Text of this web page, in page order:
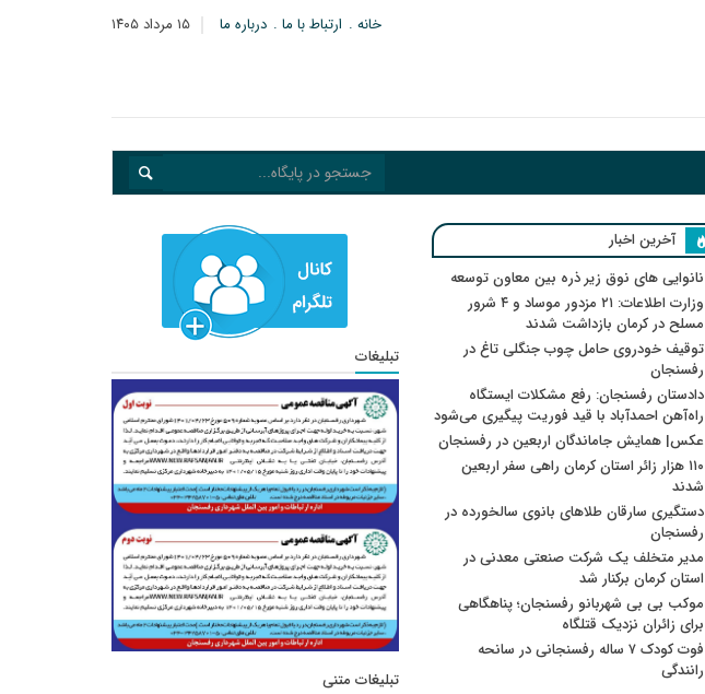
۱۵ مرداد ۱۴۰۵ خانه ارتباط با ما درباره ما
آخرین اخبار
نانوایی های نوق زیر ذره بین معاون توسعه
وزارت اطلاعات: ۲۱ مزدور موساد و ۴ شرور
مسلح در کرمان بازداشت شدند
توقیف خودروی حامل چوب جنگلی تاغ در
رفسنجان
دادستان رفسنجان: رفع مشکلات ایستگاه
راه‌آهن احمدآباد با قید فوریت پیگیری می‌شود
عکس| همایش جاماندگان اربعین در رفسنجان
۱۱۰ هزار زائر استان کرمان راهی سفر اربعین
شدند
دستگیری سارقان طلاهای بانوی سالخورده در
رفسنجان
مدیر متخلف یک شرکت صنعتی معدنی در
استان کرمان برکنار شد
موکب بی بی شهربانو رفسنجان؛ پناهگاهی
برای زائران نزدیک قتلگاه
فوت کودک ۷ ساله رفسنجانی در سانحه
رانندگی
تبلیغات
تبلیغات متنی